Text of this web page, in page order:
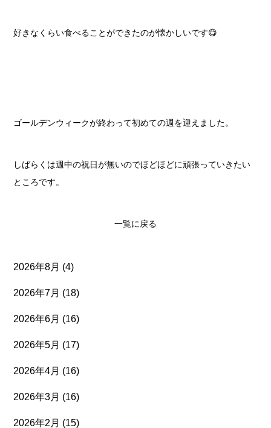
好きなくらい食べることができたのが懐かしいです😋
ゴールデンウィークが終わって初めての週を迎えました。
しばらくは週中の祝日が無いのでほどほどに頑張っていきたい
ところです。
一覧に戻る
2026年8月 (4)
2026年7月 (18)
2026年6月 (16)
2026年5月 (17)
2026年4月 (16)
2026年3月 (16)
2026年2月 (15)